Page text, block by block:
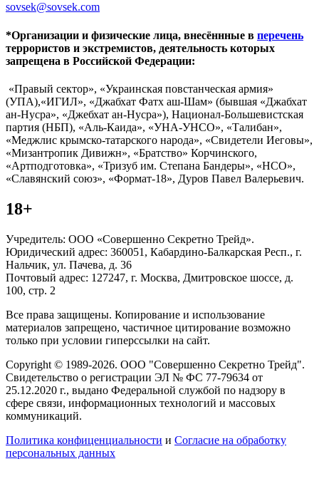
sovsek@sovsek.com
*Организации и физические лица, внесённные в перечень
террористов и экстремистов, деятельность которых
запрещена в Российской Федерации:
«Правый сектор», «Украинская повстанческая армия»
(УПА),«ИГИЛ», «Джабхат Фатх аш-Шам» (бывшая «Джабхат
ан-Нусра», «Джебхат ан-Нусра»), Национал-Большевистская
партия (НБП), «Аль-Каида», «УНА-УНСО», «Талибан»,
«Меджлис крымско-татарского народа», «Свидетели Иеговы»,
«Мизантропик Дивижн», «Братство» Корчинского,
«Артподготовка», «Тризуб им. Степана Бандеры», «НСО»,
«Славянский союз», «Формат-18», Дуров Павел Валерьевич.
18+
Учредитель: ООО «Совершенно Секретно Трейд».
Юридический адрес: 360051, Кабардино-Балкарская Респ., г.
Нальчик, ул. Пачева, д. 36
Почтовый адрес: 127247, г. Москва, Дмитровское шоссе, д.
100, стр. 2
Все права защищены. Копирование и использование
материалов запрещено, частичное цитирование возможно
только при условии гиперссылки на сайт.
Copyright © 1989-2026. ООО "Совершенно Секретно Трейд".
Свидетельство о регистрации ЭЛ № ФС 77-79634 от
25.12.2020 г., выдано Федеральной службой по надзору в
сфере связи, информационных технологий и массовых
коммуникаций.
Политика конфиценциальности и Согласие на обработку
персональных данных